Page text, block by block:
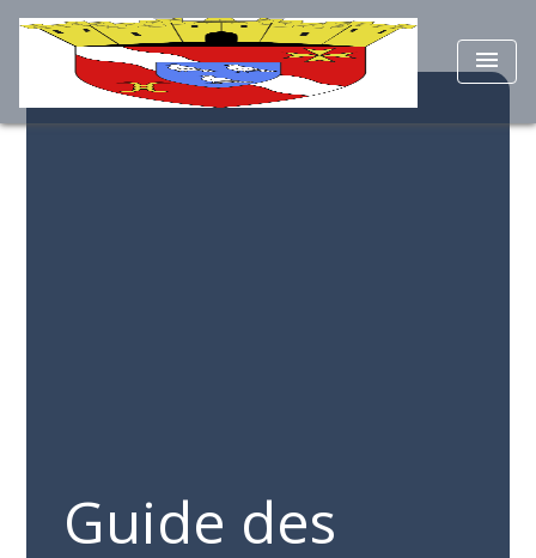
menu
Guide des